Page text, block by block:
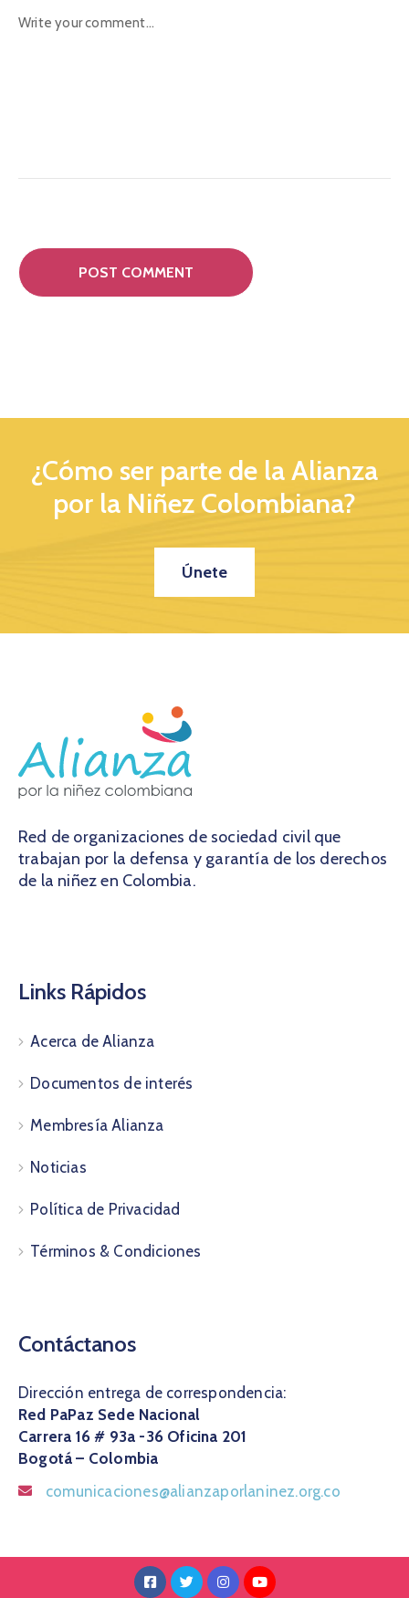
¿Cómo ser parte de la Alianza
por la Niñez Colombiana?
Únete
Red de organizaciones de sociedad civil que
trabajan por la defensa y garantía de los derechos
de la niñez en Colombia.
Links Rápidos
Acerca de Alianza
Documentos de interés
Membresía Alianza
Noticias
Política de Privacidad
Términos & Condiciones
Contáctanos
Dirección entrega de correspondencia:
Red PaPaz Sede Nacional
Carrera 16 # 93a -36 Oficina 201
Bogotá – Colombia
comunicaciones@alianzaporlaninez.org.co